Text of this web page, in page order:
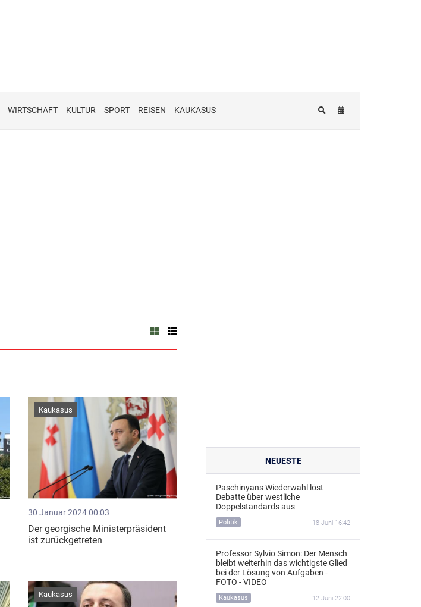
WIRTSCHAFT KULTUR SPORT REISEN KAUKASUS
30 Januar 2024 00:03
Der georgische Ministerpräsident
ist zurückgetreten
Kaukasus
Kaukasus
NEUESTE
Paschinyans Wiederwahl löst
Debatte über westliche
Doppelstandards aus
Politik 18 Juni 16:42
Professor Sylvio Simon: Der Mensch
bleibt weiterhin das wichtigste Glied
bei der Lösung von Aufgaben -
FOTO - VIDEO
Kaukasus 12 Juni 22:00